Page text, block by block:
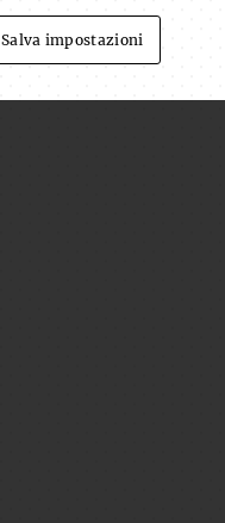
Salva impostazioni